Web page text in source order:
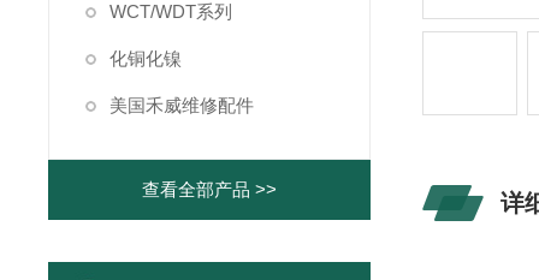
WCT/WDT系列
化铜化镍
美国禾威维修配件
查看全部产品 >>
详